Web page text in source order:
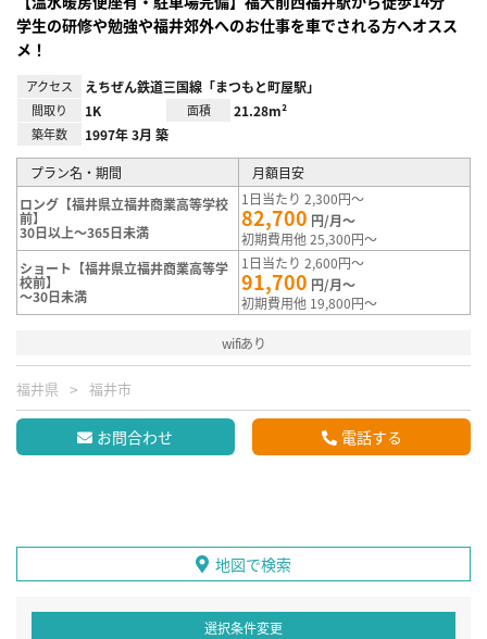
学生の研修や勉強や福井郊外へのお仕事を車でされる方へオスス
メ！
アクセス えちぜん鉄道三国線「まつもと町屋駅」
間取り 1K 面積 21.28m²
築年数 1997年 3月 築
プラン名・期間
月額目安
ロング【福井県立福井商業高等学校
前】
30日以上～365日未満
1日当たり 2,300円～
82,700 円/月～
初期費用他 25,300円～
ショート【福井県立福井商業高等学
校前】
～30日未満
1日当たり 2,600円～
91,700 円/月～
初期費用他 19,800円～
wifiあり
福井県 福井市
お問合わせ 電話する
地図で検索
選択条件変更